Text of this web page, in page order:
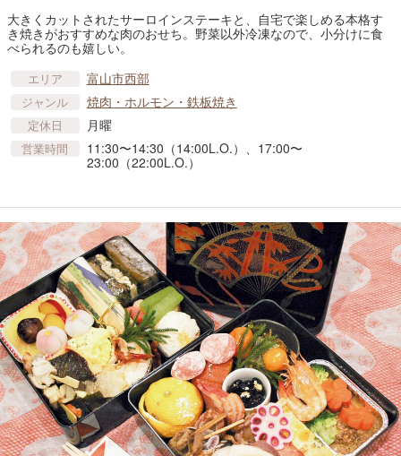
大きくカットされたサーロインステーキと、自宅で楽しめる本格す
き焼きがおすすめな肉のおせち。野菜以外冷凍なので、小分けに食
べられるのも嬉しい。
エリア 富山市西部
ジャンル 焼肉・ホルモン・鉄板焼き
定休日 月曜
営業時間
11:30〜14:30（14:00L.O.）、17:00〜
23:00（22:00L.O.）